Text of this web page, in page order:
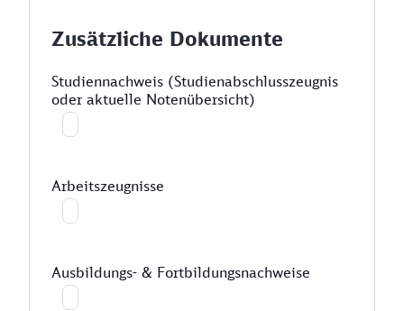
Zusätzliche Dokumente
Studiennachweis (Studienabschlusszeugnis
oder aktuelle Notenübersicht)
Arbeitszeugnisse
Ausbildungs- & Fortbildungsnachweise